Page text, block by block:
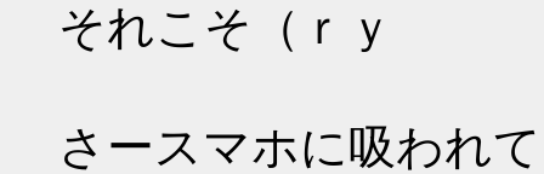
それこそ（ｒｙ
さースマホに吸われ